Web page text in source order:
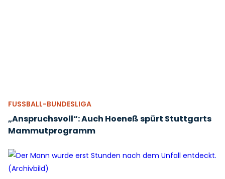
FUSSBALL-BUNDESLIGA
„Anspruchsvoll“: Auch Hoeneß spürt Stuttgarts
Mammutprogramm